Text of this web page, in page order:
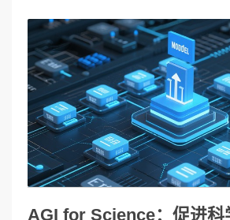
限维的。这一差异导致AI研
如缺少严密的数学基础、深
架构) 设计原理不清、对AI
靠测试而缺少理论判据等。
智能问题描述作无限维函数
问题，并将智能问题的任意
断定义为AI深度架构，阐明
计是函数空间上的算子簇公
AGI for Science：促进科